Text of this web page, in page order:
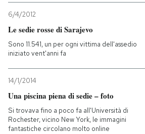
PODCAST
I MIEI PREFERITI
6/4/2012
Le sedie rosse di Sarajevo
Sono 11.541, un per ogni vittima dell'assedio
iniziato vent'anni fa
14/1/2014
Una piscina piena di sedie – foto
Si trovava fino a poco fa all'Università di
Rochester, vicino New York, le immagini
fantastiche circolano molto online